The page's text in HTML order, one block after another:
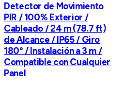
Detector de Movimiento
PIR / 100% Exterior /
Cableado / 24 m (78.7 ft)
de Alcance / IP65 / Giro
180° / Instalación a 3 m /
Compatible con Cualquier
Panel